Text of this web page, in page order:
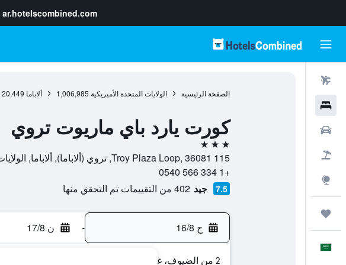
ar.hotelscombined.com
الصفحة الرئيسية الولايات المتحدة الأميريكية 1,006,985 ألاباما 20,449
كورت يارد باي ماريوت تروي
3 نجوم
115 Troy Plaza Loop, 36081, تروي (ألاباما), ألاباما, الولايات المتحدة الأميريكية
+1 334 566 0540
7.5 جيد 402 من التقييمات تم التحقق منها
ح 16/8 - ن 17/8
2 من الضيوف، غرفة واحدة